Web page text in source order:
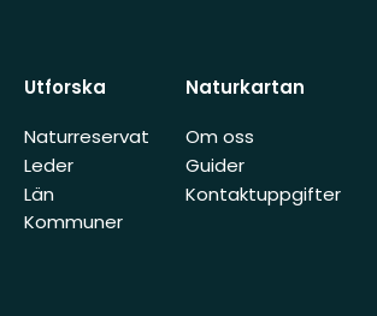
Utforska
Naturreservat
Leder
Län
Kommuner
Naturkartan
Om oss
Guider
Kontaktuppgifter